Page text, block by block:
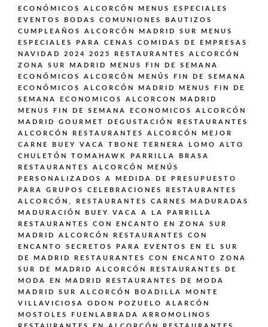
ECONÓMICOS ALCORCÓN
MENUS ESPECIALES
EVENTOS BODAS COMUNIONES BAUTIZOS
CUMPLEAÑOS ALCORCÓN MADRID SUR
MENUS
ESPECIALES PARA CENAS COMIDAS DE EMPRESAS
NAVIDAD 2024 2025 RESTAURANTES ALCORCÓN
ZONA SUR MADRID
MENUS FIN DE SEMANA
ECONÓMICOS ALCORCÓN
MENÚS FIN DE SEMANA
ECONÓMICOS ALCORCÓN MADRID
MENUS FIN DE
SEMANA ECONOMICOS ALCORCON MADRID
MENUS FIN DE SEMANA ECONOMICOS ALCORCÓN
MADRID GOURMET DEGUSTACIÓN
RESTAURANTES
ALCORCÓN
RESTAURANTES ALCORCÓN MEJOR
CARNE BUEY VACA TBONE TERNERA LOMO ALTO
CHULETÓN TOMAHAWK PARRILLA BRASA
RESTAURANTES ALCORCÓN MENÚS
PERSONALIZADOS A MEDIDA DE PRESUPUESTO
PARA GRUPOS CELEBRACIONES
RESTAURANTES
ALCORCÓN,
RESTAURANTES CARNES MADURADAS
MADURACIÓN BUEY VACA A LA PARRILLA
RESTAURANTES CON ENCANTO EN ZONA SUR
MADRID ALCORCÓN
RESTAURANTES CON
ENCANTO SECRETOS PARA EVENTOS EN EL SUR
DE MADRID
RESTAURANTES CON ENCANTO ZONA
SUR DE MADRID ALCORCÓN
RESTAURANTES DE
MODA EN MADRID
RESTAURANTES DE MODA
MADRID SUR ALCORCÓN BOADILLA MONTE
VILLAVICIOSA ODON POZUELO ALARCÓN
MOSTOLES FUENLABRADA ARROMOLINOS